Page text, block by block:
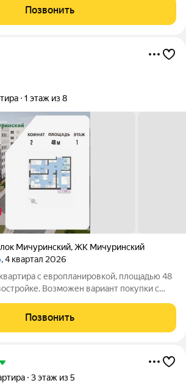
кухня-гостиная, два санузла. В
Позвонить
1 этаж из 8
Мичуринский,ЖК Мичуринский
, 4 квартал 2026
с европланировкой, площадью 48
Возможен вариант покупки с
под ключ, балконов - 1. Квартира
Позвонить
3 этаж из 5